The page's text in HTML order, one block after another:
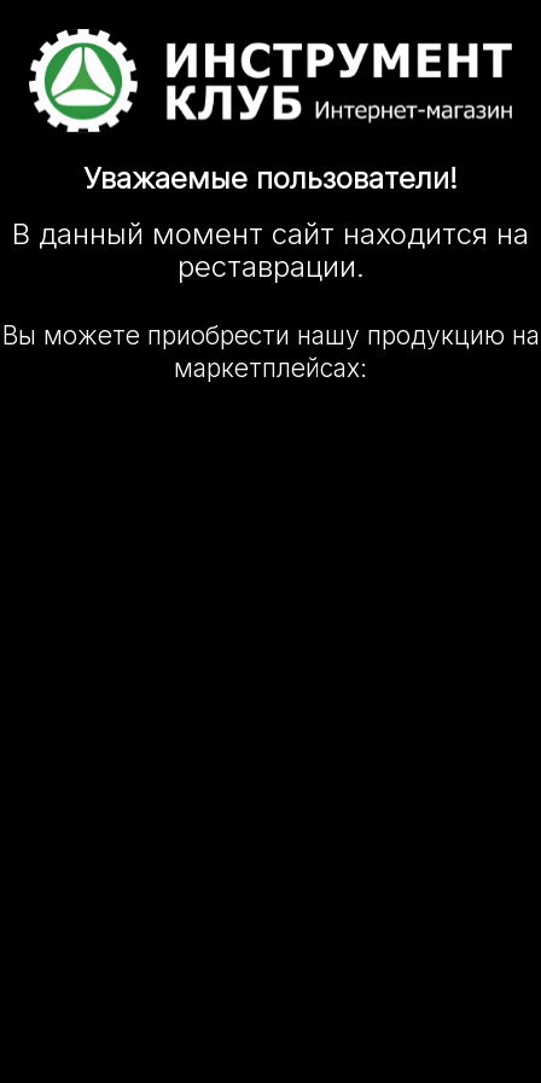
Уважаемые пользователи!
В данный момент сайт находится на
реставрации.
Вы можете приобрести нашу продукцию на
маркетплейсах: